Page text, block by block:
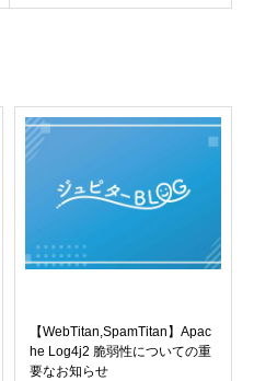
【WebTitan,SpamTitan】Apac
he Log4j2 脆弱性についての重
要なお知らせ